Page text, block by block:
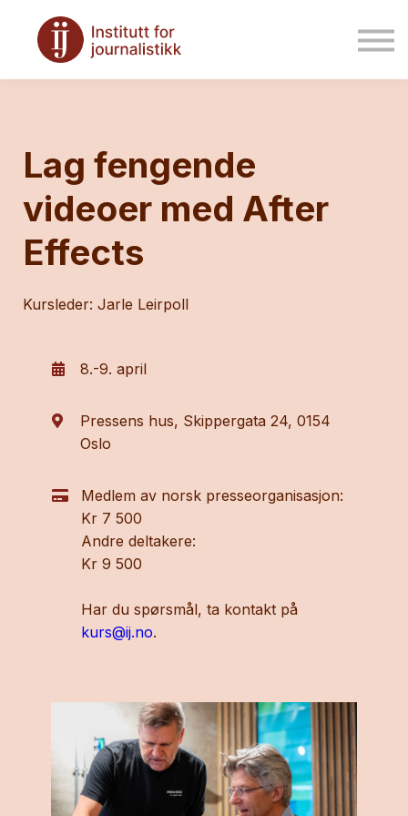
Kontakt oss
Lag fengende
videoer med After
Effects
Kursleder: Jarle Leirpoll
8.-9. april
Pressens hus, Skippergata 24, 0154
Oslo
Medlem av norsk presseorganisasjon:
Kr 7 500
Andre deltakere:
Kr 9 500
Har du spørsmål, ta kontakt på
kurs@ij.no.